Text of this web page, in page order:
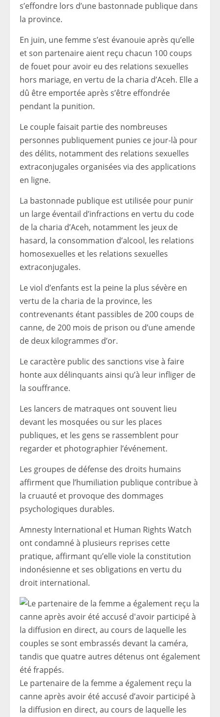
s’effondre lors d’une bastonnade publique dans
la province.
En juin, une femme s’est évanouie après qu’elle
et son partenaire aient reçu chacun 100 coups
de fouet pour avoir eu des relations sexuelles
hors mariage, en vertu de la charia d’Aceh. Elle a
dû être emportée après s’être effondrée
pendant la punition.
Le couple faisait partie des nombreuses
personnes publiquement punies ce jour-là pour
des délits, notamment des relations sexuelles
extraconjugales organisées via des applications
en ligne.
La bastonnade publique est utilisée pour punir
un large éventail d’infractions en vertu du code
de la charia d’Aceh, notamment les jeux de
hasard, la consommation d’alcool, les relations
homosexuelles et les relations sexuelles
extraconjugales.
Le viol d’enfants est la peine la plus sévère en
vertu de la charia de la province, les
contrevenants étant passibles de 200 coups de
canne, de 200 mois de prison ou d’une amende
de deux kilogrammes d’or.
Le caractère public des sanctions vise à faire
honte aux délinquants ainsi qu’à leur infliger de
la souffrance.
Les lancers de matraques ont souvent lieu
devant les mosquées ou sur les places
publiques, et les gens se rassemblent pour
regarder et photographier l’événement.
Les groupes de défense des droits humains
affirment que l’humiliation publique contribue à
la cruauté et provoque des dommages
psychologiques durables.
Amnesty International et Human Rights Watch
ont condamné à plusieurs reprises cette
pratique, affirmant qu’elle viole la constitution
indonésienne et ses obligations en vertu du
droit international.
Le partenaire de la femme a également reçu la
canne après avoir été accusé d’avoir participé à
la diffusion en direct, au cours de laquelle les